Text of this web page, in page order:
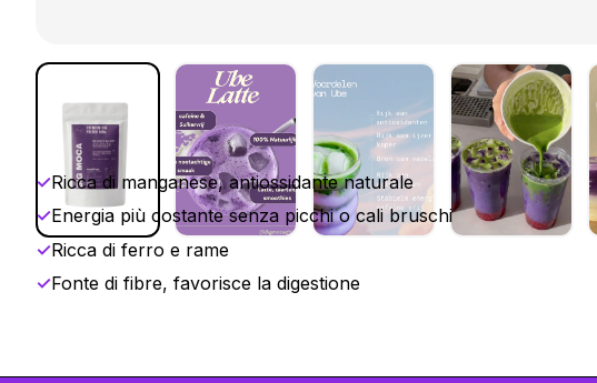
✓Ricca di manganese, antiossidante naturale
✓Energia più costante senza picchi o cali bruschi
✓Ricca di ferro e rame
✓Fonte di fibre, favorisce la digestione